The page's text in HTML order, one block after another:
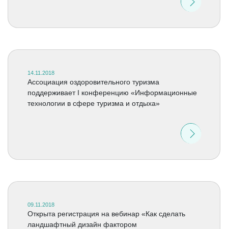
14.11.2018
Ассоциация оздоровительного туризма
поддерживает I конференцию «Информационные
технологии в сфере туризма и отдыха»
09.11.2018
Открыта регистрация на вебинар «Как сделать
ландшафтный дизайн фактором